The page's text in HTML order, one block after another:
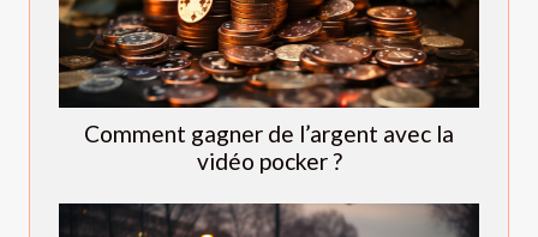
Comment gagner de l’argent avec la
vidéo pocker ?